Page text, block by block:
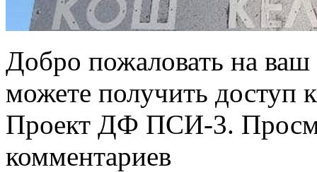
Добро пожаловать на
можете получить доступ
Проект ДФ ПСИ-3.
комментариев